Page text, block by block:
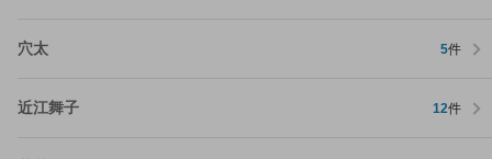
穴太 5件
近江舞子 12件